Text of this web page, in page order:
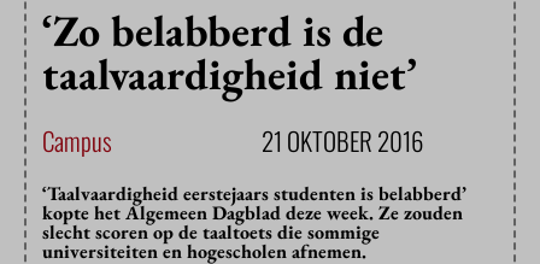
‘Zo belabberd is de
taalvaardigheid niet’
Campus 21 OKTOBER 2016
‘Taalvaardigheid eerstejaars studenten is belabberd’
kopte het Algemeen Dagblad deze week. Ze zouden
slecht scoren op de taaltoets die sommige
universiteiten en hogescholen afnemen.